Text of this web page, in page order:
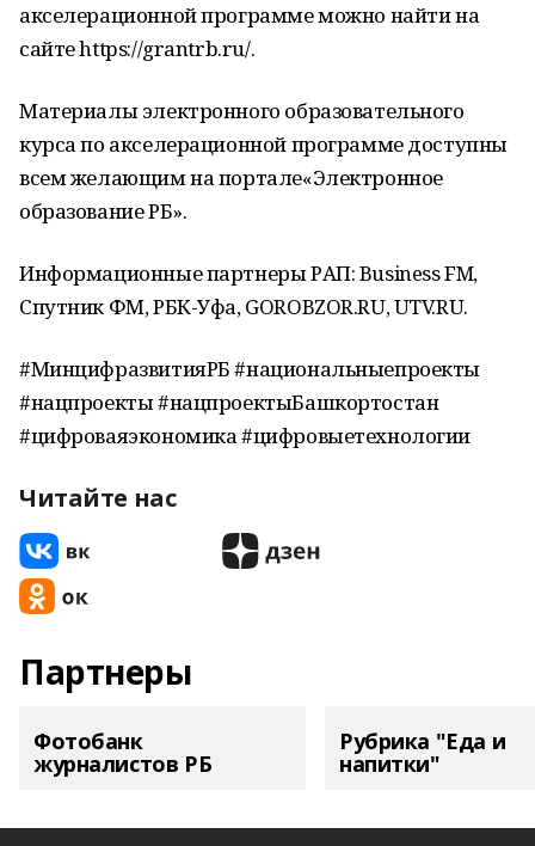
акселерационной программе можно найти на
сайте https://grantrb.ru/.
Материалы электронного образовательного
курса по акселерационной программе доступны
всем желающим на портале«Электронное
образование РБ».
Информационные партнеры РАП: Business FM,
Спутник ФМ, РБК-Уфа, GOROBZOR.RU, UTV.RU.
#МинцифразвитияРБ #национальныепроекты
#нацпроекты #нацпроектыБашкортостан
#цифроваяэкономика #цифровыетехнологии
Читайте нас
Партнеры
Фотобанк
журналистов РБ
Рубрика "Еда и
напитки"